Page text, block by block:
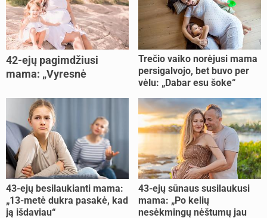
42-ejų pagimdžiusi
mama: „Vyresnė
lengviau“
Trečio vaiko norėjusi mama
persigalvojo, bet buvo per
vėlu: „Dabar esu šoke“
43-ejų besilaukianti mama:
„13-metė dukra pasakė, kad
ją išdaviau“
43-ejų sūnaus susilaukusi
mama: „Po kelių
nesėkmingų nėštumų jau